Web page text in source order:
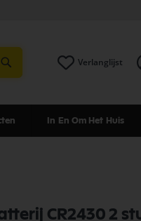
Verlanglijst
In En Om Het Huis
CR2430 2